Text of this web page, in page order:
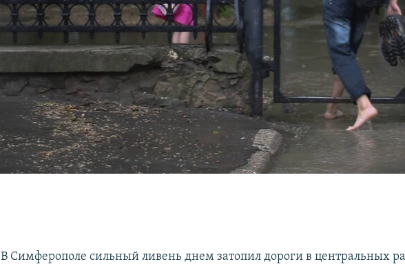
В Симферополе сильный ливень днем затопил дороги в центральных